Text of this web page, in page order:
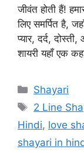
जीवंत होती हैं!
लिए समर्पित है,
प्यार, दर्द,
शायरी यहाँ एक
Categories
Shayari
Tags
2 Line
Hindi, love
shayari in